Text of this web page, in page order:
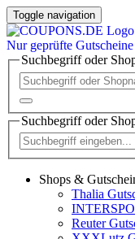
Toggle navigation
Nur geprüfte
Suchbegriff oder
Suchbegriff oder
Shops &
Thalia
Reuter